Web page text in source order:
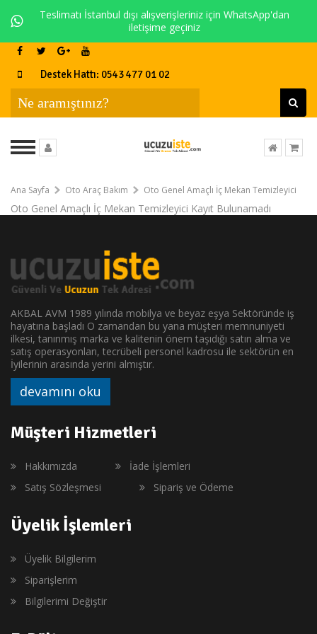
Teslimatı İstanbul dışı alışverişleriniz için WhatsApp'dan
iletişime geçiniz
Destek Hattı: 0543 477 01 02
Ana Sayfa Oto Araç Bakım Oto Genel Amaçlı İç Mekan Temizleyici
Oto Genel Amaçlı İç Mekan Temizleyici Kayıt Bulunamadı
AKBAL AVM 1989 yılında mobilya ve beyaz eşya Sektöründe iş
hayatına başladı O zamandan bu yana müşteri memnuniyeti
ilkesi, tanınmış marka ve kalitenin önem taşıdığı satın alma ve
satış operasyonları, tecrübeli personel kadrosu ile sektörün en
İyilerinin arasında yerini almıştır.
devamını oku
Müşteri Hizmetleri
Hakkımızda
İade İşlemleri
Satış Sözleşmesi
Sipariş ve Ödeme
Üyelik İşlemleri
Üyelik Bilgilerim
Siparişlerim
Bilgilerimi Değiştir